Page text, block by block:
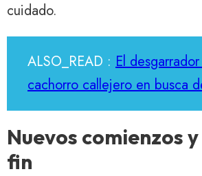
cuidado.
ALSO_READ : El
cachorro callejero en busca
Nuevos comienzos
fin